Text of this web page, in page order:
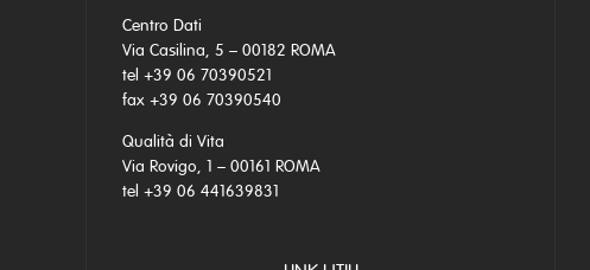
Centro Dati
Via Casilina, 5 – 00182 ROMA
tel +39 06 70390521
fax +39 06 70390540
Qualità di Vita
Via Rovigo, 1 – 00161 ROMA
tel +39 06 441639831